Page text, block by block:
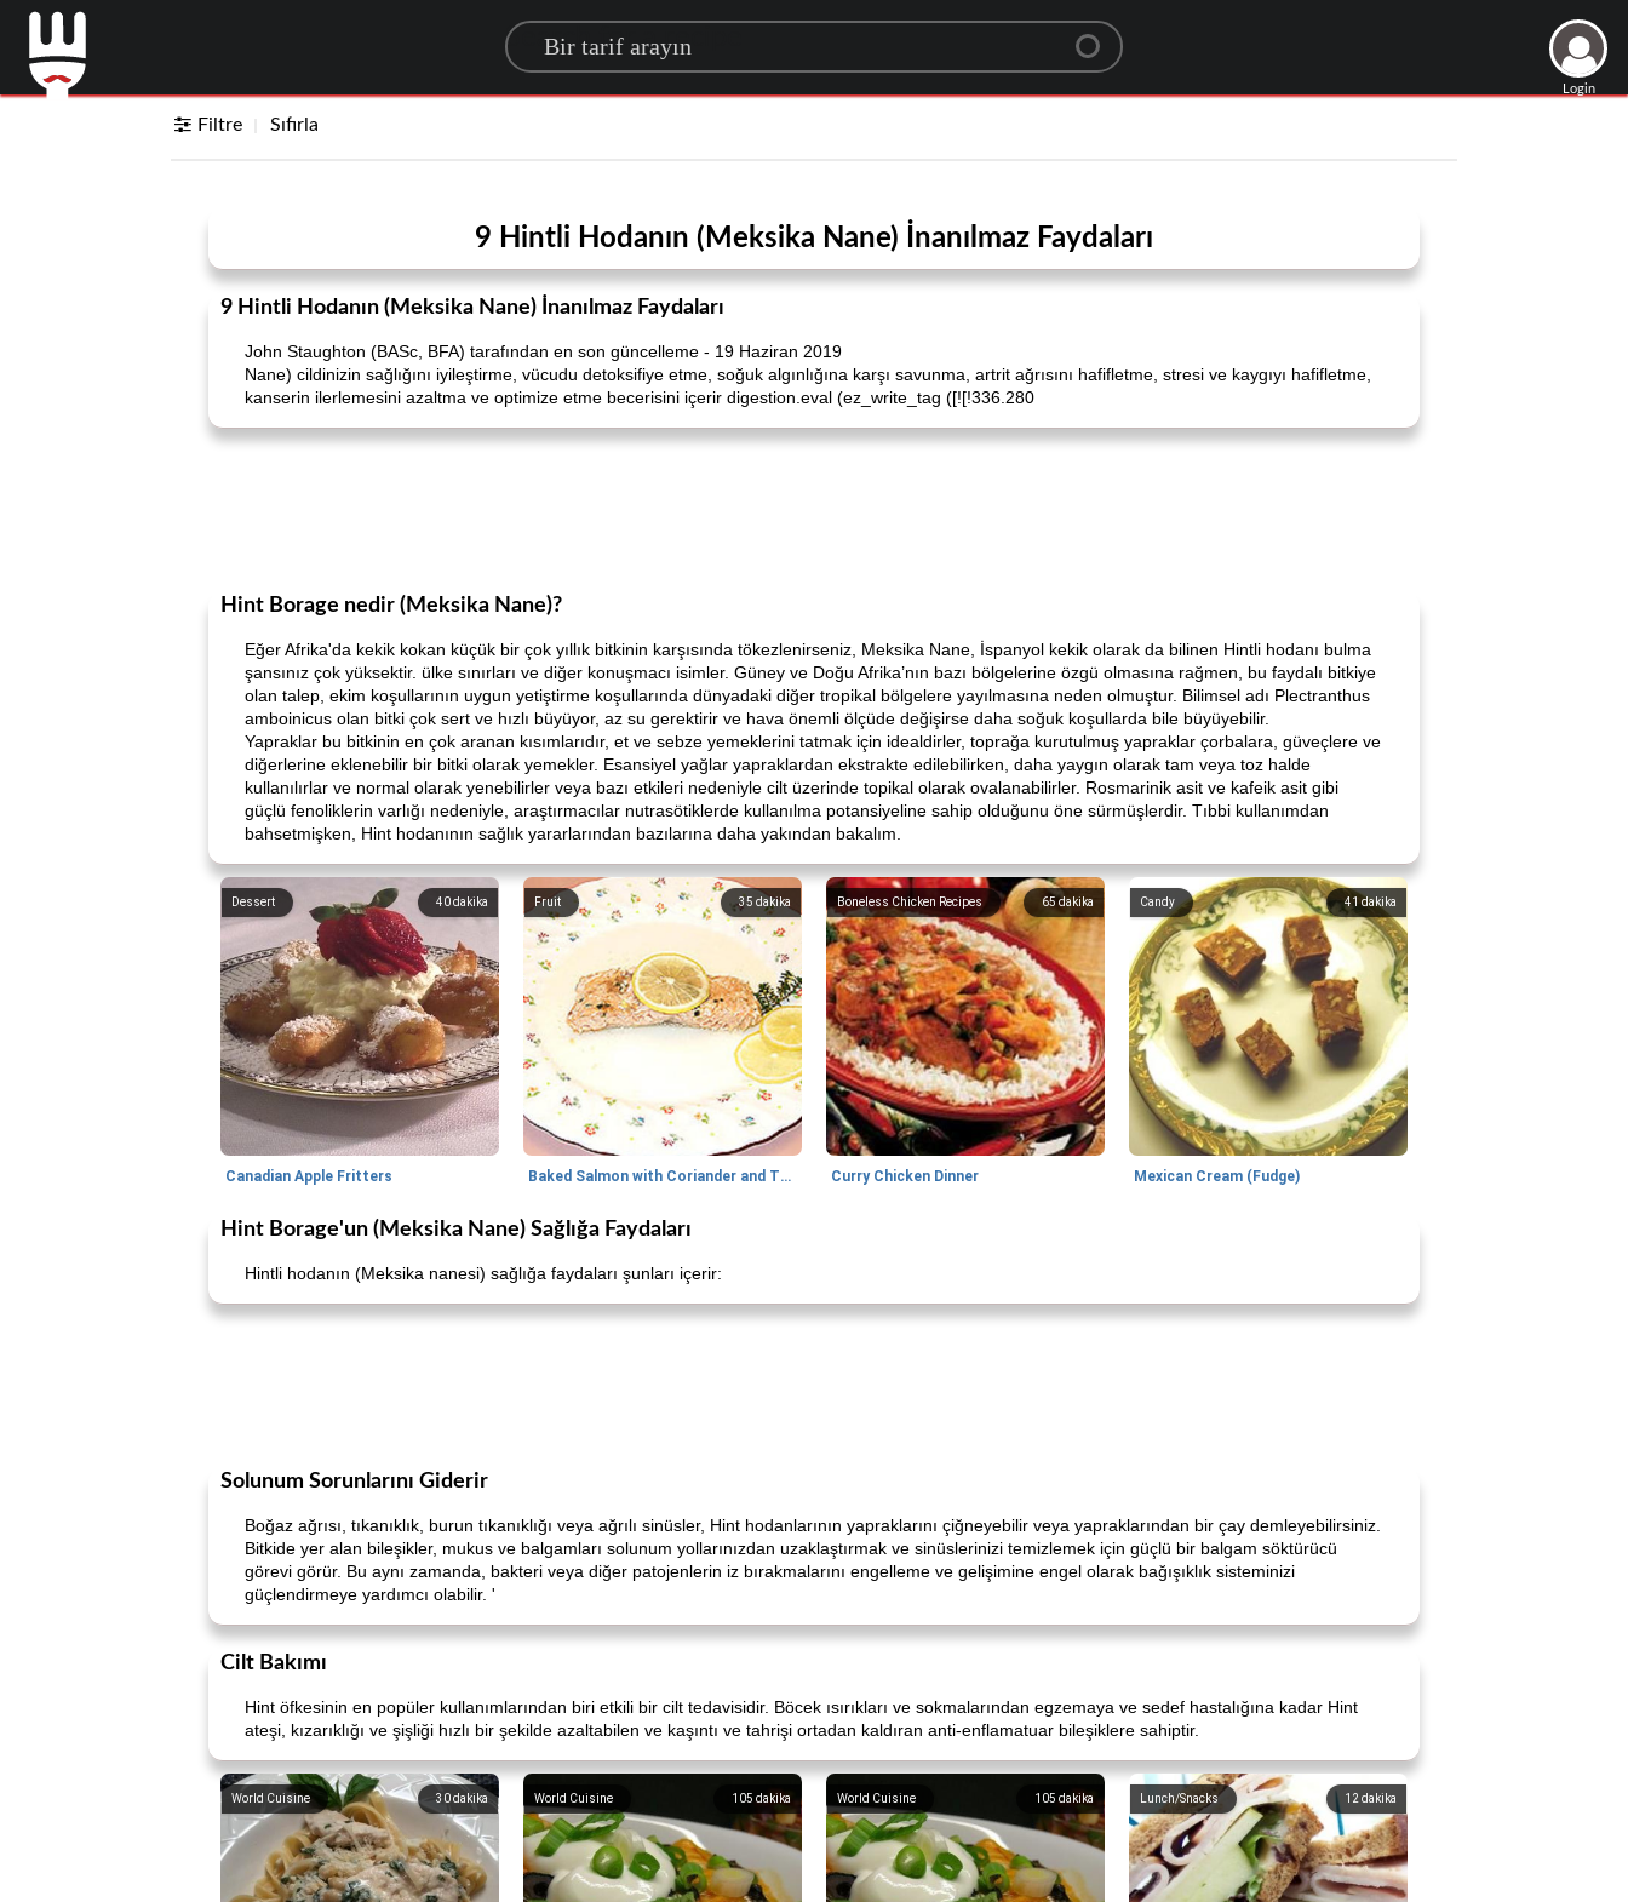
Search for a recipe
Login
Filtre Sıfırla
9 Hintli Hodanın (Meksika Nane) İnanılmaz Faydaları
9 Hintli Hodanın (Meksika Nane) İnanılmaz Faydaları
John Staughton (BASc, BFA) tarafından en son güncelleme - 19 Haziran 2019
Nane) cildinizin sağlığını iyileştirme, vücudu detoksifiye etme, soğuk algınlığına karşı savunma, artrit ağrısını hafifletme, stresi ve kaygıyı hafifletme,
kanserin ilerlemesini azaltma ve optimize etme becerisini içerir digestion.eval (ez_write_tag ([![!336.280
Hint Borage nedir (Meksika Nane)?
Eğer Afrika'da kekik kokan küçük bir çok yıllık bitkinin karşısında tökezlenirseniz, Meksika Nane, İspanyol kekik olarak da bilinen Hintli hodanı bulma
şansınız çok yüksektir. ülke sınırları ve diğer konuşmacı isimler. Güney ve Doğu Afrika’nın bazı bölgelerine özgü olmasına rağmen, bu faydalı bitkiye
olan talep, ekim koşullarının uygun yetiştirme koşullarında dünyadaki diğer tropikal bölgelere yayılmasına neden olmuştur. Bilimsel adı Plectranthus
amboinicus olan bitki çok sert ve hızlı büyüyor, az su gerektirir ve hava önemli ölçüde değişirse daha soğuk koşullarda bile büyüyebilir.
Yapraklar bu bitkinin en çok aranan kısımlarıdır, et ve sebze yemeklerini tatmak için idealdirler, toprağa kurutulmuş yapraklar çorbalara, güveçlere ve
diğerlerine eklenebilir bir bitki olarak yemekler. Esansiyel yağlar yapraklardan ekstrakte edilebilirken, daha yaygın olarak tam veya toz halde
kullanılırlar ve normal olarak yenebilirler veya bazı etkileri nedeniyle cilt üzerinde topikal olarak ovalanabilirler. Rosmarinik asit ve kafeik asit gibi
güçlü fenoliklerin varlığı nedeniyle, araştırmacılar nutrasötiklerde kullanılma potansiyeline sahip olduğunu öne sürmüşlerdir. Tıbbi kullanımdan
bahsetmişken, Hint hodanının sağlık yararlarından bazılarına daha yakından bakalım.
40dakika
Dessert
Canadian Apple Fritters
35 dakika
Fruit
Baked Salmon with Coriander and Thyme
65 dakika
Boneless Chicken Recipes
Curry Chicken Dinner
41 dakika
Candy
Mexican Cream (Fudge)
Hint Borage'un (Meksika Nane) Sağlığa Faydaları
Hintli hodanın (Meksika nanesi) sağlığa faydaları şunları içerir:
Solunum Sorunlarını Giderir
Boğaz ağrısı, tıkanıklık, burun tıkanıklığı veya ağrılı sinüsler, Hint hodanlarının yapraklarını çiğneyebilir veya yapraklarından bir çay demleyebilirsiniz.
Bitkide yer alan bileşikler, mukus ve balgamları solunum yollarınızdan uzaklaştırmak ve sinüslerinizi temizlemek için güçlü bir balgam söktürücü
görevi görür. Bu aynı zamanda, bakteri veya diğer patojenlerin iz bırakmalarını engelleme ve gelişimine engel olarak bağışıklık sisteminizi
güçlendirmeye yardımcı olabilir. '
Cilt Bakımı
Hint öfkesinin en popüler kullanımlarından biri etkili bir cilt tedavisidir. Böcek ısırıkları ve sokmalarından egzemaya ve sedef hastalığına kadar Hint
ateşi, kızarıklığı ve şişliği hızlı bir şekilde azaltabilen ve kaşıntı ve tahrişi ortadan kaldıran anti-enflamatuar bileşiklere sahiptir.
30dakika
World Cuisine 105 dakika
World Cuisine 105 dakika
World Cuisine 12 dakika
Lunch/Snacks